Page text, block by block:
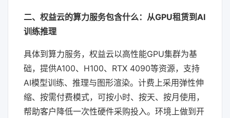
二、权益云的算力服务包含什么：从GPU租赁到AI
训练推理
具体到算力服务，权益云以高性能GPU集群为基
础，提供A100、H100、RTX 4090等资源，支持
AI模型训练、推理与图形渲染。计费上采用弹性伸
缩、按需付费模式，可按小时、按天、按月使用，
帮助客户降低一次性硬件采购投入。环境上做到开